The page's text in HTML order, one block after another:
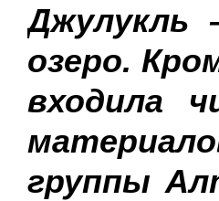
Джулукль
озеро.
входила
группы